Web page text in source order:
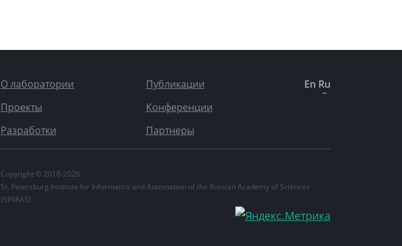
О лаборатории
Проекты
Разработки
Публикации
Конференции
Партнеры
En Ru
Copyright © 2018-2026
St. Petersburg Institute for Informatics and Automation of the Russian Academy of Sciences
(SPIIRAS)